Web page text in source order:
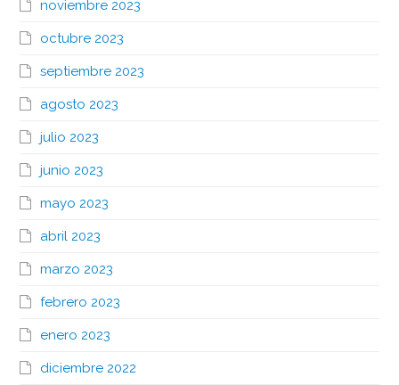
noviembre 2023
octubre 2023
septiembre 2023
agosto 2023
julio 2023
junio 2023
mayo 2023
abril 2023
marzo 2023
febrero 2023
enero 2023
diciembre 2022